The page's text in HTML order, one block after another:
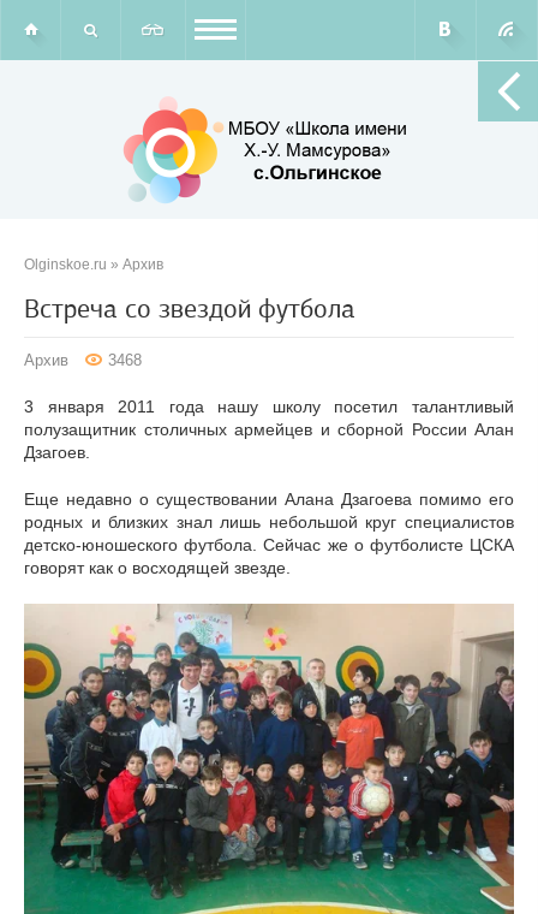
Olginskoe.ru » Архив
Встреча со звездой футбола
Архив 3468
3 января 2011 года нашу школу посетил талантливый
полузащитник столичных армейцев и сборной России Алан
Дзагоев.
Еще недавно о существовании Алана Дзагоева помимо его
родных и близких знал лишь небольшой круг специалистов
детско-юношеского футбола. Сейчас же о футболисте ЦСКА
говорят как о восходящей звезде.